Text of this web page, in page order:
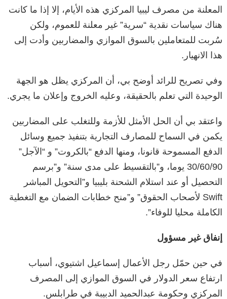
المعلنة من مصرف ليبيا المركزي هذه الأيام، إلا إذا ما كانت
هناك سياسات نقدية “سرية” غير معلنة للعموم، ولكن
سُربت للمتعاملين بالسوق الموازي والمضاربين وأدت إلى
هذا الانهيار.
وفي تصريح للرائد أوضح بي، أن المركزي يظل هو الجهة
الوحيدة التي تعلم بالحقيقة، وعليه الخروج وإعلان ما يجري.
واعتقد بي أن الحل الأمثل للأزمة وللتغلب على المضاربين
يكمن في السماح للمصارف التجارية بتنفيذ جميع وسائل
الدفع المسموحة قانونا، ومنها الدفع “بالكروت” و “الآجل”
30/60/90 يوما، و”بالتقسيط على مدى سنة” و”برسم
التحصيل أو عند استلام الشحنة بليبيا و”التحويل المباشر
Swift لأصحاب الحقوق” و”منح خطابات الضمان مع التغطية
الكاملة محليا للوفاء”.
إنفاق غير مسؤول
في حين حمّل رجل الأعمال إسماعيل اشتيوي، أسباب
ارتفاع سعر الدولار في السوق الموازي إلى المصرف
المركزي وحكومة عبدالحميد الدبيبة في طرابلس.